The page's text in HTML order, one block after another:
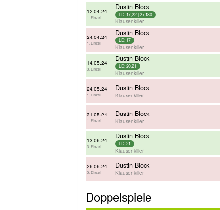
12.04.24
1. Einzel
Dustin Block
LD: 17,22 | 2x 180
Klausenkiller
24.04.24
1. Einzel
Dustin Block
LD: 17
Klausenkiller
14.05.24
3. Einzel
Dustin Block
LD: 20,21
Klausenkiller
24.05.24
1. Einzel
Dustin Block
Klausenkiller
31.05.24
1. Einzel
Dustin Block
Klausenkiller
13.06.24
3. Einzel
Dustin Block
LD: 21
Klausenkiller
26.06.24
3. Einzel
Dustin Block
Klausenkiller
Doppelspiele